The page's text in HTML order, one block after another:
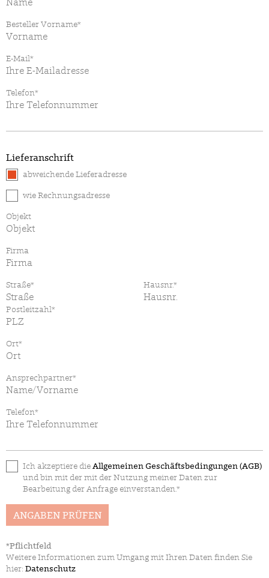
Besteller Vorname*
E-Mail*
Telefon*
Lieferanschrift
abweichende Lieferadresse
wie Rechnungsadresse
Objekt
Firma
Straße* Hausnr.*
Postleitzahl*
Ort*
Ansprechpartner*
Telefon*
Ich akzeptiere dieAllgemeinen Geschäftsbedingungen (AGB)
und bin mit der mit der Nutzung meiner Daten zur
Bearbeitung der Anfrage einverstanden.*
ANGABEN PRÜFEN
*Pflichtfeld
Weitere Informationen zum Umgang mit Ihren Daten finden Sie
hier: Datenschutz